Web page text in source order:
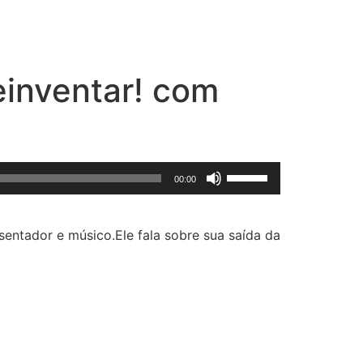
com
00:00
para
e músico.Ele fala sobre sua saída da